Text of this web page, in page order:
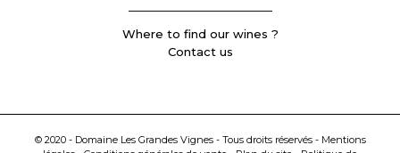
Where to find our wines ?
Contact us
© 2020 - Domaine Les Grandes Vignes - Tous droits réservés - Mentions